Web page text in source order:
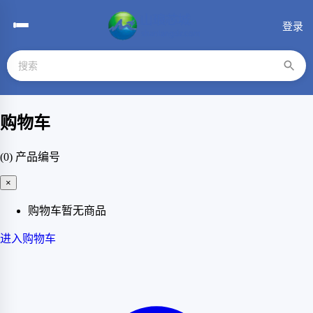
登录
购物车
(0) 产品编号
×
购物车暂无商品
进入购物车